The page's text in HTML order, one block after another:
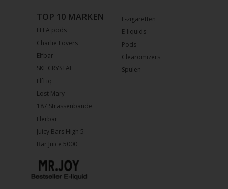
E-zigaretten
E-liquids
Pods
Clearomizers
Spulen
TOP 10 MARKEN
ELFA pods
Charlie Lovers
Elfbar
SKE CRYSTAL
ElfLiq
Lost Mary
187 Strassenbande
Flerbar
Juicy Bars High 5
Bar Juice 5000